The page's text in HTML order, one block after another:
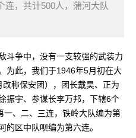
连，共计500人，蒲河大队
争中，没有一支较强的武装力
为此，我们于1946年5月初在大
称保安团），团长戴昊、正为
振宇、参谋长李万邦，下辖6个
、二、三连，铁岭大队编为第
的区中队呗编为第六连。